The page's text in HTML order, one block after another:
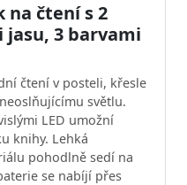
na čtení s 2
jasu, 3 barvami
čtení v posteli, křesle
světlu.
LED umožní
knihy. Lehká
pohodlně sedí na
se nabíjí přes